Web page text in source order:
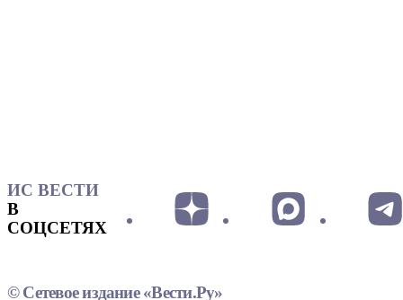
ИС ВЕСТИ
В
СОЦСЕТЯХ
© Сетевое издание «Вести.Ру»